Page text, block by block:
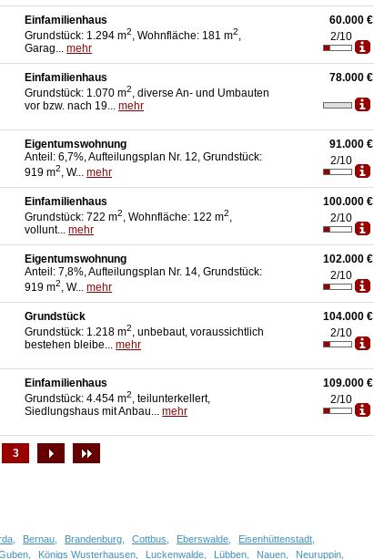
Einfamilienhaus
Grundstück: 1.294 m2, Wohnfläche: 181 m2,
Garag...mehr
60.000 €
2/10
Einfamilienhaus
Grundstück: 1.070 m2, diverse An- und Umbauten
vor bzw. nach 19...mehr
78.000 €
Eigentumswohnung
Anteil: 6,7%, Aufteilungsplan Nr. 12, Grundstück:
919 m2, W...mehr
91.000 €
2/10
Einfamilienhaus
Grundstück: 722 m2, Wohnfläche: 122 m2,
vollunt...mehr
100.000 €
2/10
Eigentumswohnung
Anteil: 7,8%, Aufteilungsplan Nr. 14, Grundstück:
919 m2, W...mehr
102.000 €
2/10
Grundstück
Grundstück: 1.218 m2, unbebaut, voraussichtlich
bestehen bleibe...mehr
104.000 €
2/10
Einfamilienhaus
Grundstück: 4.454 m2, teilunterkellert,
Siedlungshaus mit Anbau...mehr
109.000 €
2/10
3
Bernau, Brandenburg, Cottbus, Eberswalde,
Eisenhüttenstadt,
Königs Wusterhausen, Luckenwalde, Lübben, Nauen,
Neuruppin,